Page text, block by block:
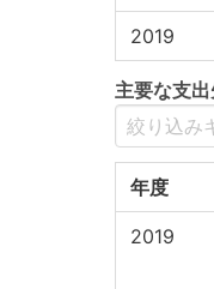
2019
主要な支
年度
2019